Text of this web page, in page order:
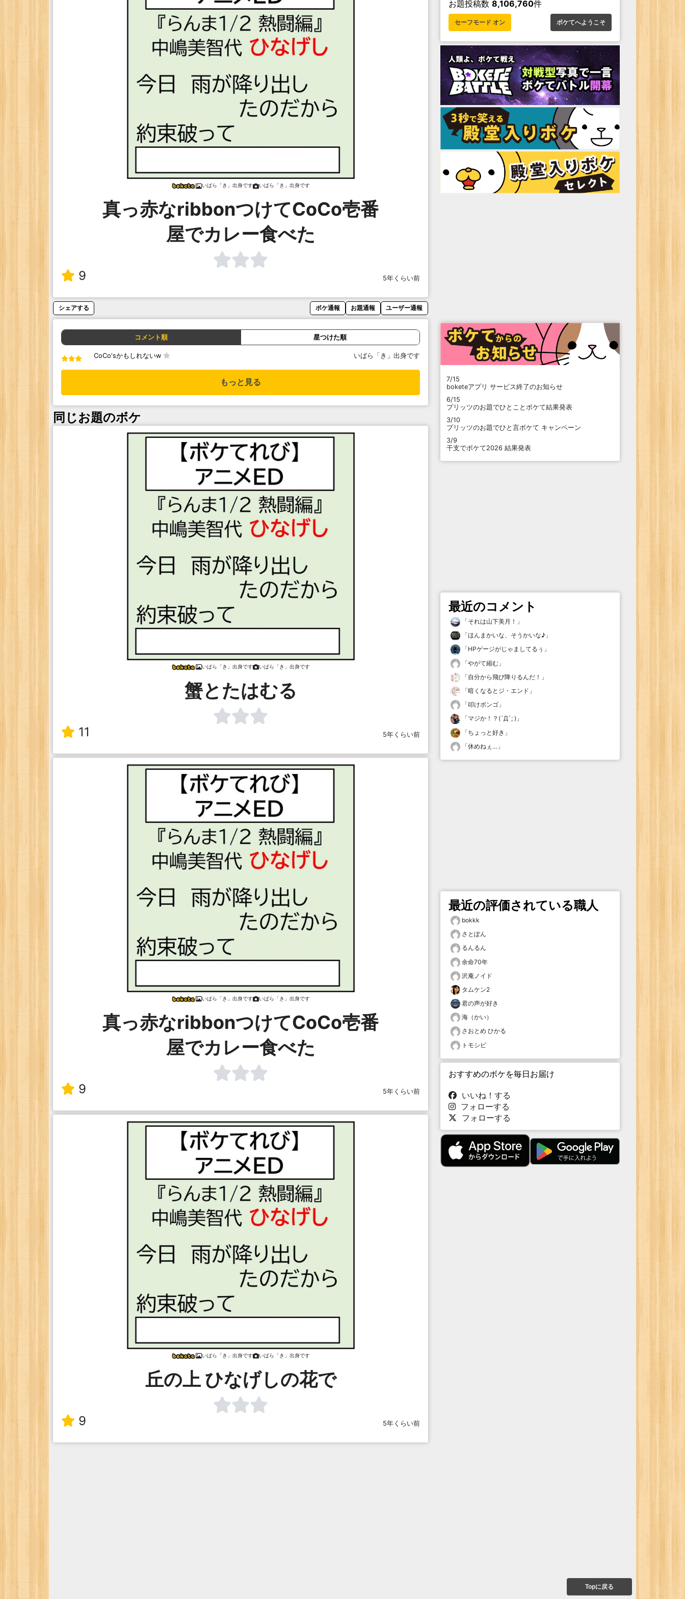
いばら「き」出身です いばら「き」出身です
真っ赤なribbonつけてCoCo壱番
屋でカレー食べた
9 5年くらい前
シェアする ボケ通報 お題通報 ユーザー通報
コメント順 星つけた順
CoCo'sかもしれないw いばら「き」出身です
もっと見る
同じお題のボケ
いばら「き」出身です いばら「き」出身です
蟹とたはむる
11 5年くらい前
いばら「き」出身です いばら「き」出身です
真っ赤なribbonつけてCoCo壱番
屋でカレー食べた
9 5年くらい前
いばら「き」出身です いばら「き」出身です
丘の上 ひなげしの花で
9 5年くらい前
お題投稿数 8,106,760件
セーフモード オン ボケてへようこそ
7/15
boketeアプリ サービス終了のお知らせ
6/15
プリッツのお題でひとことボケて結果発表
3/10
プリッツのお題でひと言ボケて キャンペーン
3/9
干支でボケて2026 結果発表
最近のコメント
「それは山下美月！ 」
「ほんまかいな、そうかいな♪ 」
「HPゲージがじゃましてるぅ 」
「やがて縮む 」
「自分から飛び降りるんだ！ 」
「暗くなるとジ・エンド 」
「叩けボンゴ 」
「マジか！？(´Д`; ) 」
「ちょっと好き 」
「休めねぇ… 」
最近の評価されている職人
bokkk
さとぽん
るんるん
余命70年
沢庵ノイド
タムケン2
君の声が好き
海（かい）
さおとめ ひかる
トモシビ
おすすめのボケを毎日お届け
いいね！する
フォローする
フォローする
Topに戻る